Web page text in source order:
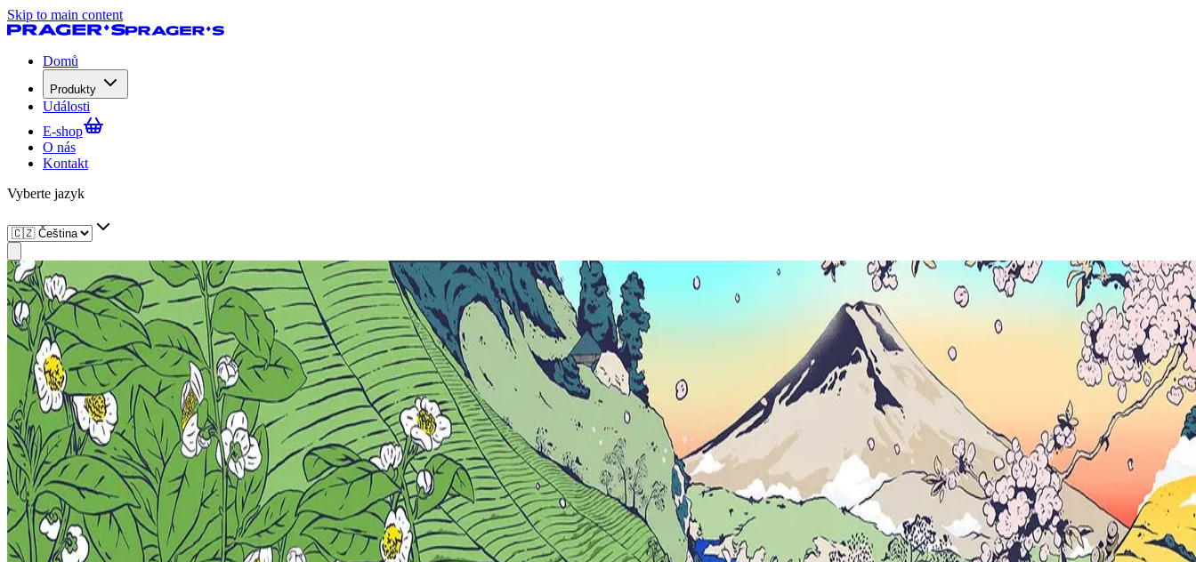
Skip to main content
Domů
Produkty
Události
E-shop
O nás
Kontakt
Vyberte jazyk